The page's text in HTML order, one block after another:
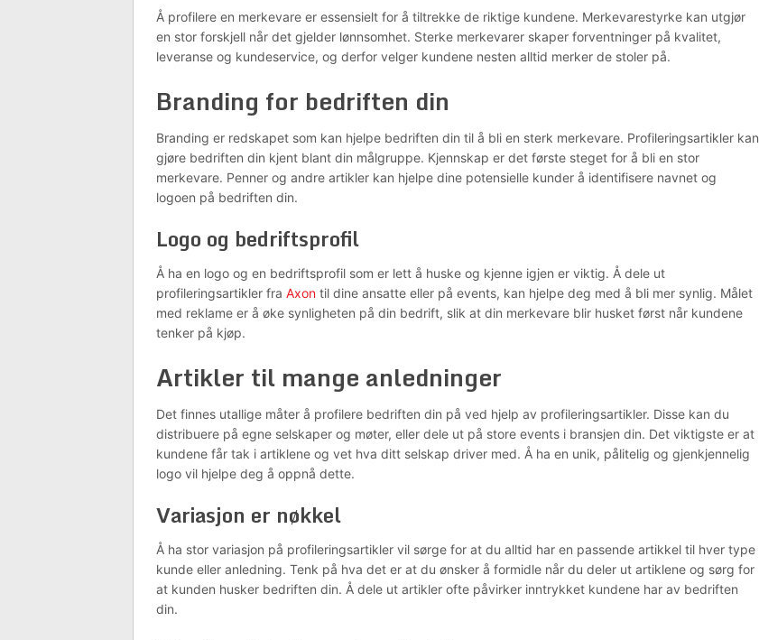
Å profilere en merkevare er essensielt for å tiltrekke de riktige kundene. Merkevarestyrke kan utgjør
en stor forskjell når det gjelder lønnsomhet. Sterke merkevarer skaper forventninger på kvalitet,
leveranse og kundeservice, og derfor velger kundene nesten alltid merker de stoler på.
Branding for bedriften din
Branding er redskapet som kan hjelpe bedriften din til å bli en sterk merkevare. Profileringsartikler kan
gjøre bedriften din kjent blant din målgruppe. Kjennskap er det første steget for å bli en stor
merkevare. Penner og andre artikler kan hjelpe dine potensielle kunder å identifisere navnet og
logoen på bedriften din.
Logo og bedriftsprofil
Å ha en logo og en bedriftsprofil som er lett å huske og kjenne igjen er viktig. Å dele ut
profileringsartikler fra Axon til dine ansatte eller på events, kan hjelpe deg med å bli mer synlig. Målet
med reklame er å øke synligheten på din bedrift, slik at din merkevare blir husket først når kundene
tenker på kjøp.
Artikler til mange anledninger
Det finnes utallige måter å profilere bedriften din på ved hjelp av profileringsartikler. Disse kan du
distribuere på egne selskaper og møter, eller dele ut på store events i bransjen din. Det viktigste er at
kundene får tak i artiklene og vet hva ditt selskap driver med. Å ha en unik, pålitelig og gjenkjennelig
logo vil hjelpe deg å oppnå dette.
Variasjon er nøkkel
Å ha stor variasjon på profileringsartikler vil sørge for at du alltid har en passende artikkel til hver type
kunde eller anledning. Tenk på hva det er at du ønsker å formidle når du deler ut artiklene og sørg for
at kunden husker bedriften din. Å dele ut artikler ofte påvirker inntrykket kundene har av bedriften
din.